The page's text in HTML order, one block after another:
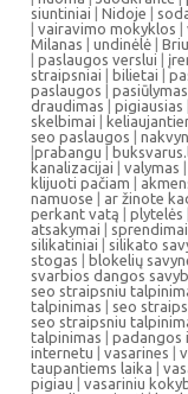
siuntiniai | Nidoje |
| vairavimo mokyklos |
Milanas | undinėlė |
| paslaugos verslui |
straipsniai | bilietai |
paslaugos | pasiūlymas
draudimas | pigiausias
skelbimai |
seo paslaugos |
|prabangu |
kanalizacijai | valymas |
klijuoti pačiam |
namuose | ar žinote
perkant vatą | plytelės
atsakymai | sprendimai
silikatiniai | silikato
stogas | blokelių
svarbios dangos
seo straipsniu
talpinimas | seo
seo straipsniu
talpinimas | padangos
internetu | vasarines |
taupantiems laika |
pigiau | vasariniu